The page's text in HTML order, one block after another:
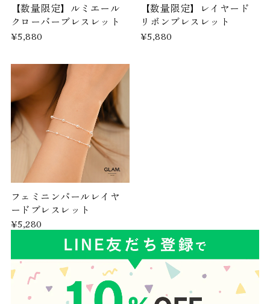
【数量限定】ルミエール
クローバーブレスレット
¥5,880
【数量限定】レイヤード
リボンブレスレット
¥5,880
フェミニンパールレイヤ
ードブレスレット
¥5,280